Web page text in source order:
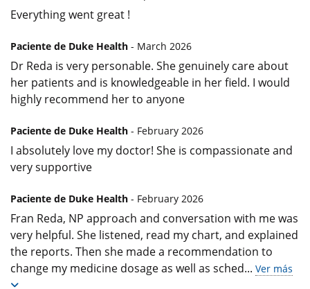
Everything went great !
Paciente de Duke Health - March 2026
Dr Reda is very personable. She genuinely care about
her patients and is knowledgeable in her field. I would
highly recommend her to anyone
Paciente de Duke Health - February 2026
I absolutely love my doctor! She is compassionate and
very supportive
Paciente de Duke Health - February 2026
Fran Reda, NP approach and conversation with me was
very helpful. She listened, read my chart, and explained
the reports. Then she made a recommendation to
change my medicine dosage as well as sched... Ver más